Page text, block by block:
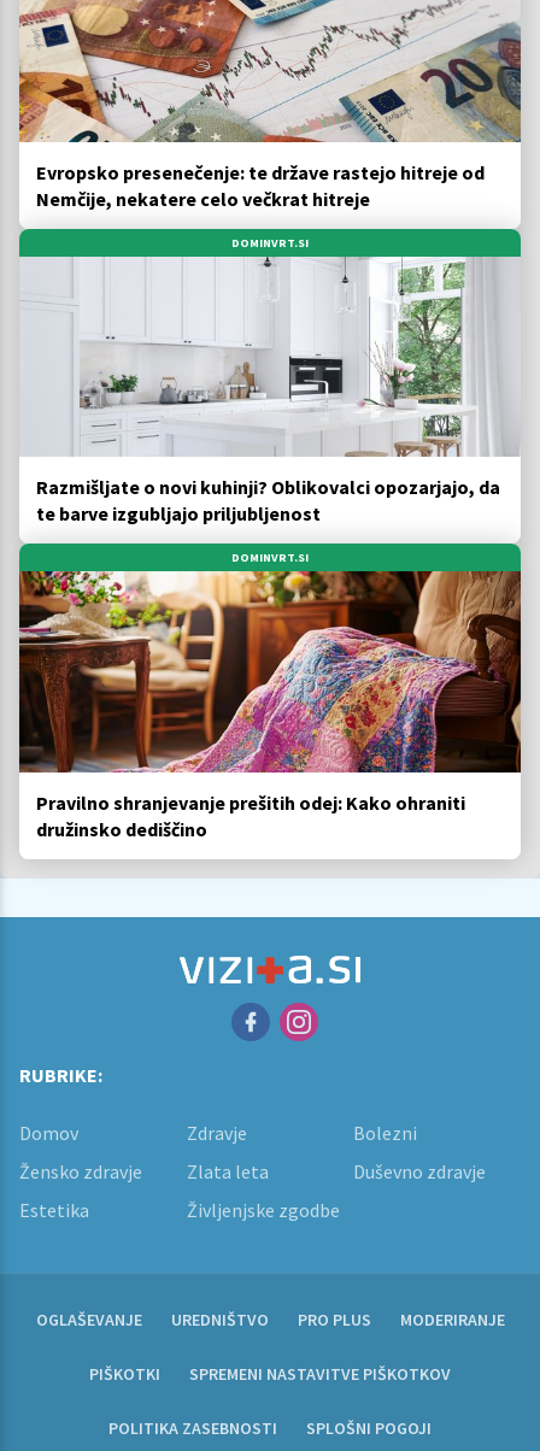
Evropsko presenečenje: te države rastejo hitreje od
Nemčije, nekatere celo večkrat hitreje
DOMINVRT.SI
Razmišljate o novi kuhinji? Oblikovalci opozarjajo, da
te barve izgubljajo priljubljenost
DOMINVRT.SI
Pravilno shranjevanje prešitih odej: Kako ohraniti
družinsko dediščino
RUBRIKE:
Domov Zdravje
Bolezni
Žensko zdravje
Zlata leta
Duševno zdravje
Estetika
Življenjske zgodbe
OGLAŠEVANJE UREDNIŠTVO PRO PLUS MODERIRANJE
PIŠKOTKI SPREMENI NASTAVITVE PIŠKOTKOV
POLITIKA ZASEBNOSTI SPLOŠNI POGOJI